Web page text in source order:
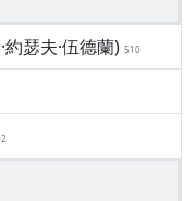
瑟夫·伍德蘭) 510